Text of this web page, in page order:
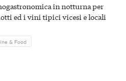
in notturna per
ed i vini tipici vicesi e locali
& Food